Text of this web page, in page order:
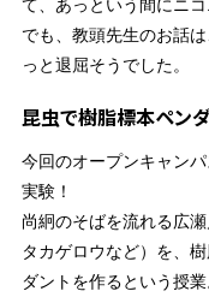
でも、教頭先生のお話
っと退屈そうでした。
昆虫で樹脂標本ペン
今回のオープンキャン
実験！
尚絅のそばを流れる広
タカゲロウなど）を、
ダントを作るという授業